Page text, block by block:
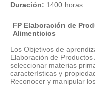
Duración: 1400 horas
FP Elaboración de
Alimenticios
Los Objetivos de
Elaboración de
seleccionar materias
características y
Reconocer y manipular